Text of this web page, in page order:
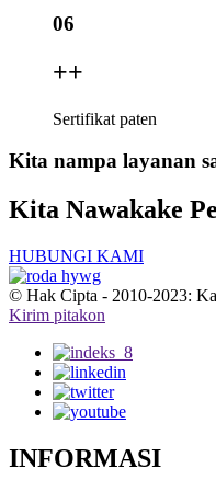
06
++
Sertifikat paten
Kita nampa layanan
Kita Nawakake
HUBUNGI KAMI
© Hak Cipta - 2010-2023:
Kirim pitakon
INFORMASI